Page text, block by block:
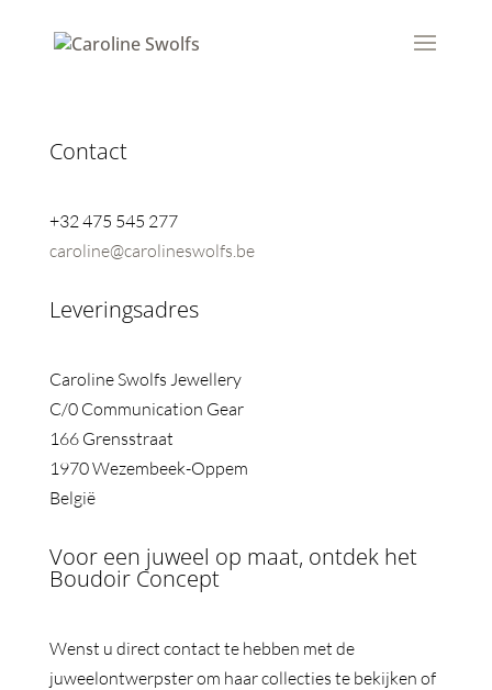
Contact
+32 475 545 277
caroline@carolineswolfs.be
Leveringsadres
Caroline Swolfs Jewellery
C/0 Communication Gear
166 Grensstraat
1970 Wezembeek-Oppem
België
Voor een juweel op maat, ontdek het
Boudoir Concept
Wenst u direct contact te hebben met de
juweelontwerpster om haar collecties te bekijken of